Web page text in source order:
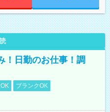
！日勤のお仕事！調
ブランクOK